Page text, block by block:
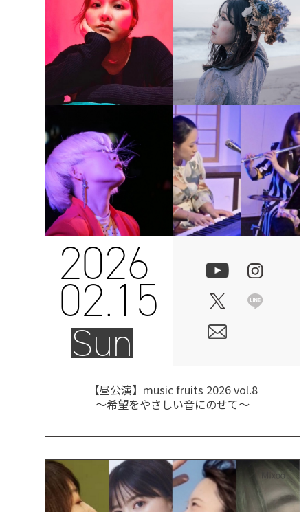
2026
02.15
Sun
【昼公演】music fruits 2026 vol.8
～希望をやさしい音にのせて～